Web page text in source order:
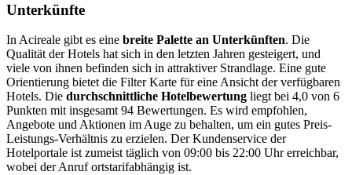
Unterkünfte
In Acireale gibt es eine breite Palette an Unterkünften. Die
Qualität der Hotels hat sich in den letzten Jahren gesteigert, und
viele von ihnen befinden sich in attraktiver Strandlage. Eine gute
Orientierung bietet die Filter Karte für eine Ansicht der verfügbaren
Hotels. Die durchschnittliche Hotelbewertung liegt bei 4,0 von 6
Punkten mit insgesamt 94 Bewertungen. Es wird empfohlen,
Angebote und Aktionen im Auge zu behalten, um ein gutes Preis-
Leistungs-Verhältnis zu erzielen. Der Kundenservice der
Hotelportale ist zumeist täglich von 09:00 bis 22:00 Uhr erreichbar,
wobei der Anruf ortstarifabhängig ist.